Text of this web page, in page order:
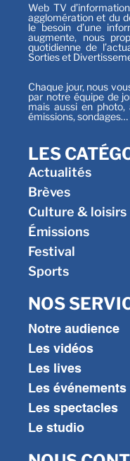
Web TV
agglomération et du
le besoin d’une
augmente, nous
quotidienne de
Sorties et
Chaque jour, nous
par notre équipe de
mais aussi en photo,
émissions, sondages…
LES
Actualités
Brèves
Culture & loisirs
Émissions
Festival
Sports
NOS
Notre audience
Les vidéos
Les lives
Les événements
Les spectacles
Le studio